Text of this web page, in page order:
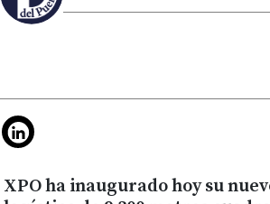
XPO ha inaugurado hoy su